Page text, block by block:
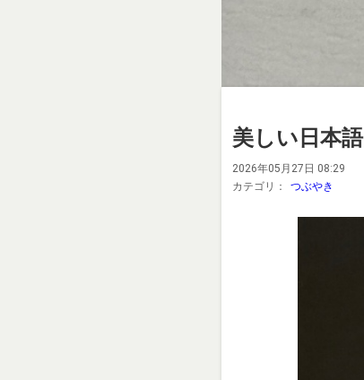
美しい日本語
2026年05月27日 08:29
カテゴリ：
つぶやき